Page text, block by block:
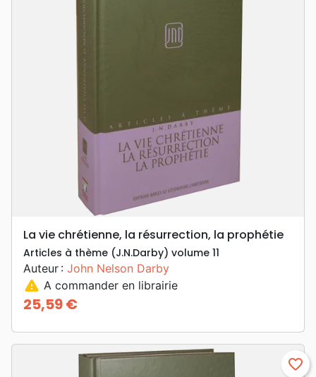
La vie chrétienne, la résurrection, la prophétie
Articles à thème (J.N.Darby) volume 11
Auteur : John Nelson Darby
warning A commander en librairie
Prix
25,59 €
favorite_border